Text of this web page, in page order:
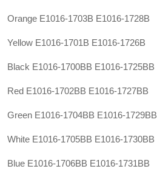
Orange E1016-1703B E1016-1728B
Yellow E1016-1701B E1016-1726B
Black E1016-1700BB E1016-1725BB
Red E1016-1702BB E1016-1727BB
Green E1016-1704BB E1016-1729BB
White E1016-1705BB E1016-1730BB
Blue E1016-1706BB E1016-1731BB